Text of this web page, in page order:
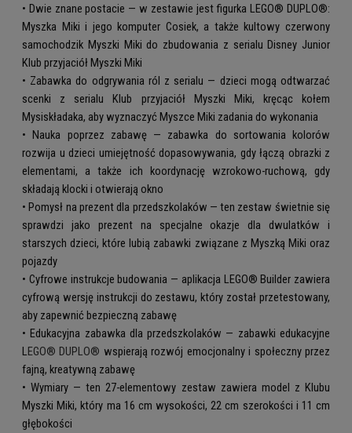
• Dwie znane postacie — w zestawie jest figurka LEGO® DUPLO®:
Myszka Miki i jego komputer Cosiek, a także kultowy czerwony
samochodzik Myszki Miki do zbudowania z serialu Disney Junior
Klub przyjaciół Myszki Miki
• Zabawka do odgrywania ról z serialu — dzieci mogą odtwarzać
scenki z serialu Klub przyjaciół Myszki Miki, kręcąc kołem
Mysiskładaka, aby wyznaczyć Myszce Miki zadania do wykonania
• Nauka poprzez zabawę — zabawka do sortowania kolorów
rozwija u dzieci umiejętność dopasowywania, gdy łączą obrazki z
elementami, a także ich koordynację wzrokowo-ruchową, gdy
składają klocki i otwierają okno
• Pomysł na prezent dla przedszkolaków — ten zestaw świetnie się
sprawdzi jako prezent na specjalne okazje dla dwulatków i
starszych dzieci, które lubią zabawki związane z Myszką Miki oraz
pojazdy
• Cyfrowe instrukcje budowania — aplikacja LEGO® Builder zawiera
cyfrową wersję instrukcji do zestawu, który został przetestowany,
aby zapewnić bezpieczną zabawę
• Edukacyjna zabawka dla przedszkolaków — zabawki edukacyjne
LEGO® DUPLO® wspierają rozwój emocjonalny i społeczny przez
fajną, kreatywną zabawę
• Wymiary — ten 27-elementowy zestaw zawiera model z Klubu
Myszki Miki, który ma 16 cm wysokości, 22 cm szerokości i 11 cm
głębokości